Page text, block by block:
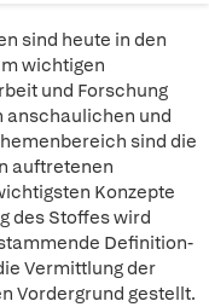
sind heute in den
wichtigen
und Forschung
anschaulichen und
sind die
auftretenen
Konzepte
des Stoffes wird
Definition-
Vermittlung der
Vordergrund gestellt.